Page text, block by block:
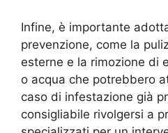
Infine, è importante
prevenzione, come la
esterne e la rimozione di
o acqua che potrebbero
caso di infestazione già
consigliabile rivolgersi a